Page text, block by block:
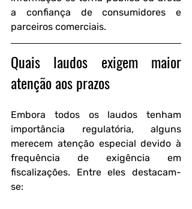
a confiança de consumidores e
parceiros comerciais.
Quais laudos exigem maior
atenção aos prazos
Embora todos os laudos tenham
importância regulatória, alguns
merecem atenção especial devido à
frequência de exigência em
fiscalizações. Entre eles destacam-
se: